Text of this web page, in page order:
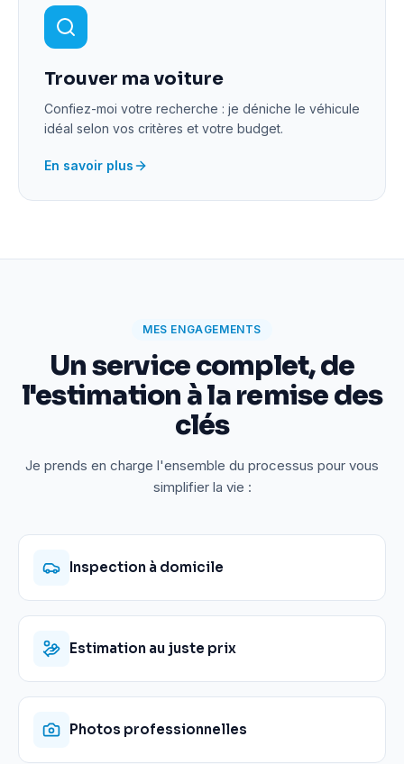
Trouver ma voiture
Confiez-moi votre recherche : je déniche le véhicule
idéal selon vos critères et votre budget.
En savoir plus
MES ENGAGEMENTS
Un service complet, de
l'estimation à la remise des
clés
Je prends en charge l'ensemble du processus pour vous
simplifier la vie :
Inspection à domicile
Estimation au juste prix
Photos professionnelles